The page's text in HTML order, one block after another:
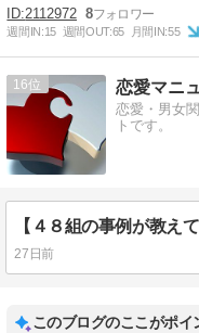
2112972 8
週間IN:15 週間OUT:65 月間IN:55
16 恋愛マニ
恋愛・男女
トです。
27日前
このブログのここがポイ